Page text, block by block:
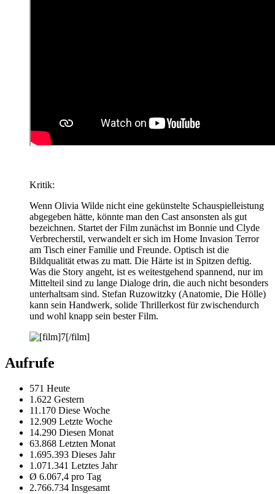
Kritik:
Wenn Olivia Wilde nicht eine gekünstelte Schauspielleistung
abgegeben hätte, könnte man den Cast ansonsten als gut
bezeichnen. Startet der Film zunächst im Bonnie und Clyde
Verbrecherstil, verwandelt er sich im Home Invasion Terror
am Tisch einer Familie und Freunde. Optisch ist die
Bildqualität etwas zu matt. Die Härte ist in Spitzen deftig.
Was die Story angeht, ist es weitestgehend spannend, nur im
Mittelteil sind zu lange Dialoge drin, die auch nicht besonders
unterhaltsam sind. Stefan Ruzowitzky (Anatomie, Die Hölle)
kann sein Handwerk, solide Thrillerkost für zwischendurch
und wohl knapp sein bester Film.
Aufrufe
571 Heute
1.622 Gestern
11.170 Diese Woche
12.909 Letzte Woche
14.290 Diesen Monat
63.868 Letzten Monat
1.695.393 Dieses Jahr
1.071.341 Letztes Jahr
Ø 6.067,4 pro Tag
2.766.734 Insgesamt